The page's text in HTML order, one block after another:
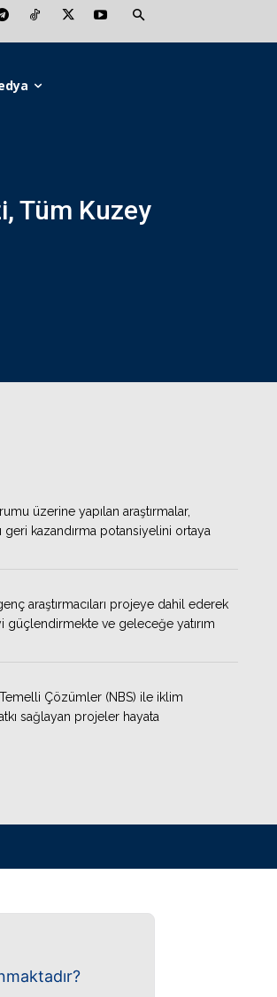
Tüm Kuzey
üzerine yapılan araştırmalar,
geri kazandırma potansiyelini ortaya
araştırmacıları projeye dahil ederek
ve geleceğe yatırım
Çözümler (NBS) ile iklim
sağlayan projeler hayata